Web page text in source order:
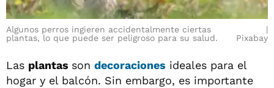
Algunos perros ingieren accidentalmente ciertas
plantas, lo que puede ser peligroso para su salud.
Pixabay
Las plantas son decoraciones ideales para el
hogar y el balcón. Sin embargo, es importante